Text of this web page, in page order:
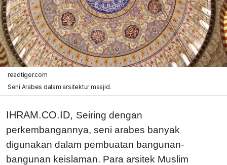
readtiger.com
Seni Arabes dalam arsitektur masjid.
IHRAM.CO.ID, Seiring dengan
perkembangannya, seni arabes banyak
digunakan dalam pembuatan bangunan-
bangunan keislaman. Para arsitek Muslim